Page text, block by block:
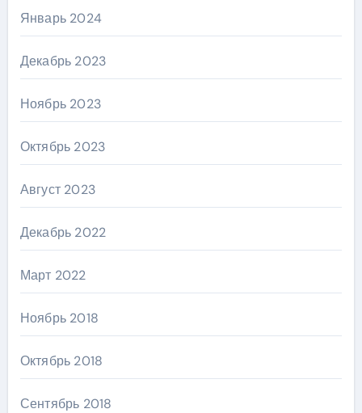
Январь 2024
Декабрь 2023
Ноябрь 2023
Октябрь 2023
Август 2023
Декабрь 2022
Март 2022
Ноябрь 2018
Октябрь 2018
Сентябрь 2018